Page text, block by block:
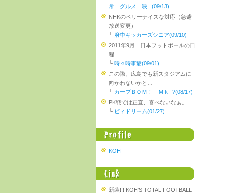
常 グルメ 映...(09/13)
NHKのベリーナイスな対応（急遽
放送変更）
└ 府中キッカーズシニア(09/10)
2011年9月…日本フットボールの日
程
└ 時々時事爺(09/01)
この際、広島でも新スタジアムに
向かわないかと…
└ カープＢＯＭ！ Ｍｋ−?(08/17)
PK戦では正直、喜べないなぁ。
└ ビィドリーム(01/27)
KOH
新装!!! KOH'S TOTAL FOOTBALL